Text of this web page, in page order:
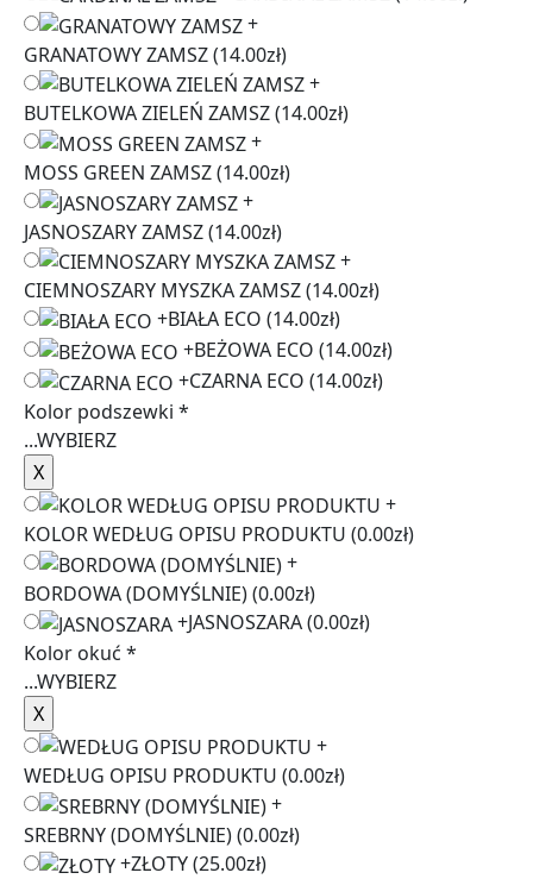
+
GRANATOWY ZAMSZ(14.00zł)
+
BUTELKOWA ZIELEŃ ZAMSZ(14.00zł)
+
MOSS GREEN ZAMSZ(14.00zł)
+
JASNOSZARY ZAMSZ(14.00zł)
+
CIEMNOSZARY MYSZKA ZAMSZ(14.00zł)
+BIAŁA ECO (14.00zł)
+BEŻOWA ECO (14.00zł)
+CZARNA ECO (14.00zł)
Kolor podszewki *
...WYBIERZ
+
KOLOR WEDŁUG OPISU PRODUKTU (0.00zł)
+
BORDOWA (DOMYŚLNIE)(0.00zł)
+JASNOSZARA(0.00zł)
Kolor okuć *
...WYBIERZ
+
WEDŁUG OPISU PRODUKTU (0.00zł)
+
SREBRNY (DOMYŚLNIE)(0.00zł)
+ZŁOTY(25.00zł)